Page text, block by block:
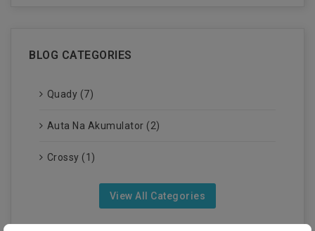
BLOG CATEGORIES
Quady (7)
Auta Na Akumulator (2)
Crossy (1)
View All Categories